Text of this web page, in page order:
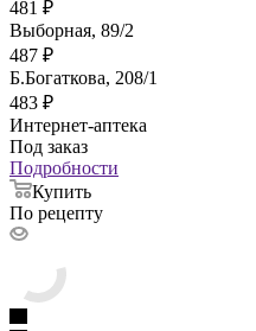
481 ₽
Выборная, 89/2
487 ₽
Б.Богаткова, 208/1
483 ₽
Интернет-аптека
Под заказ
Подробности
Купить
По рецепту